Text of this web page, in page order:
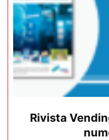
Rivista